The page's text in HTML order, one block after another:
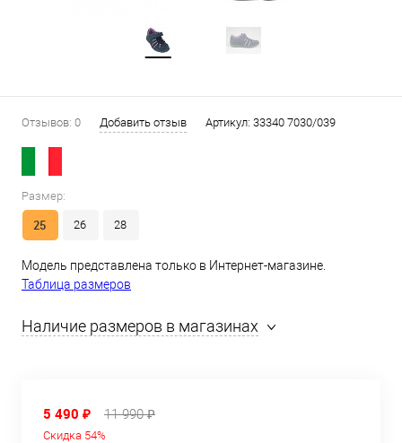
Отзывов: 0 Добавить отзыв Артикул: 33340 7030/039
Размер:
25 26 28
Модель представлена только в Интернет-магазине.
Таблица размеров
Наличие размеров в магазинах
5 490 ₽ 11 990 ₽
Скидка 54%